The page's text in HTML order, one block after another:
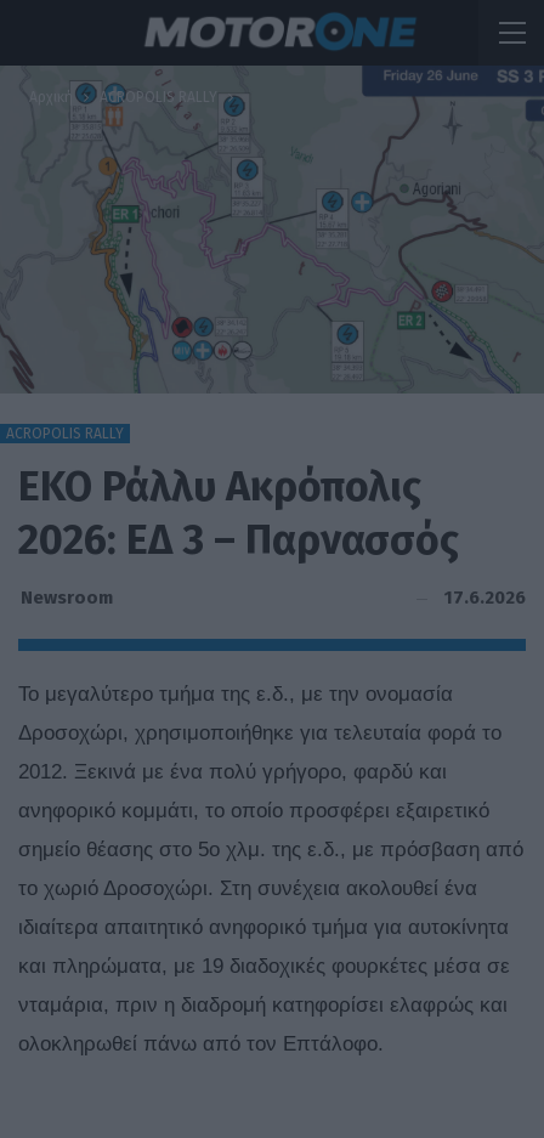
Αρχική ACROPOLIS RALLY
ACROPOLIS RALLY
ΕΚΟ Ράλλυ Ακρόπολις
2026: ΕΔ 3 – Παρνασσός
Newsroom 17.6.2026
Το μεγαλύτερο τμήμα της ε.δ., με την ονομασία
Δροσοχώρι, χρησιμοποιήθηκε για τελευταία φορά το
2012. Ξεκινά με ένα πολύ γρήγορο, φαρδύ και
ανηφορικό κομμάτι, το οποίο προσφέρει εξαιρετικό
σημείο θέασης στο 5ο χλμ. της ε.δ., με πρόσβαση από
το χωριό Δροσοχώρι. Στη συνέχεια ακολουθεί ένα
ιδιαίτερα απαιτητικό ανηφορικό τμήμα για αυτοκίνητα
και πληρώματα, με 19 διαδοχικές φουρκέτες μέσα σε
νταμάρια, πριν η διαδρομή κατηφορίσει ελαφρώς και
ολοκληρωθεί πάνω από τον Επτάλοφο.